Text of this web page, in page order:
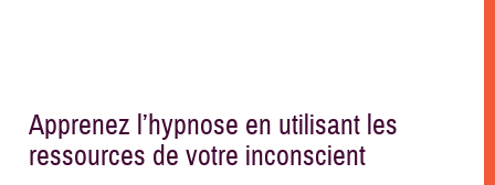
Apprenez l’hypnose en utilisant les
ressources de votre inconscient